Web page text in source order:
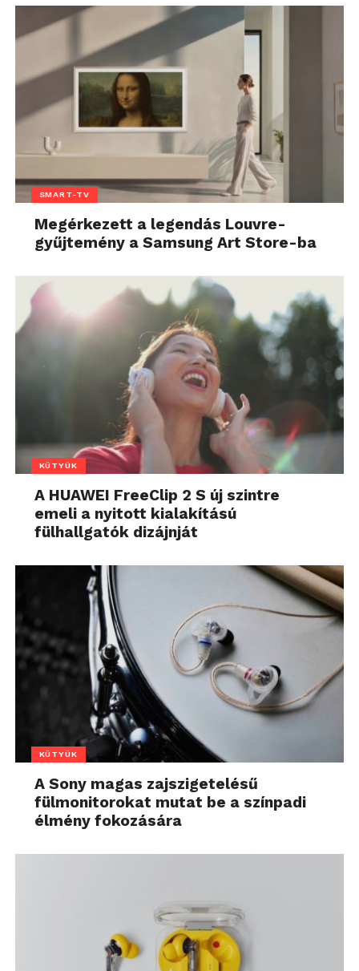
SMART-TV
Megérkezett a legendás Louvre-
gyűjtemény a Samsung Art Store-ba
KÜTYÜK
A HUAWEI FreeClip 2 S új szintre
emeli a nyitott kialakítású
fülhallgatók dizájnját
KÜTYÜK
A Sony magas zajszigetelésű
fülmonitorokat mutat be a színpadi
élmény fokozására